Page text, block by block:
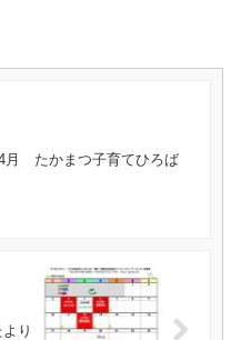
月 たかまつ子育てひろば
り